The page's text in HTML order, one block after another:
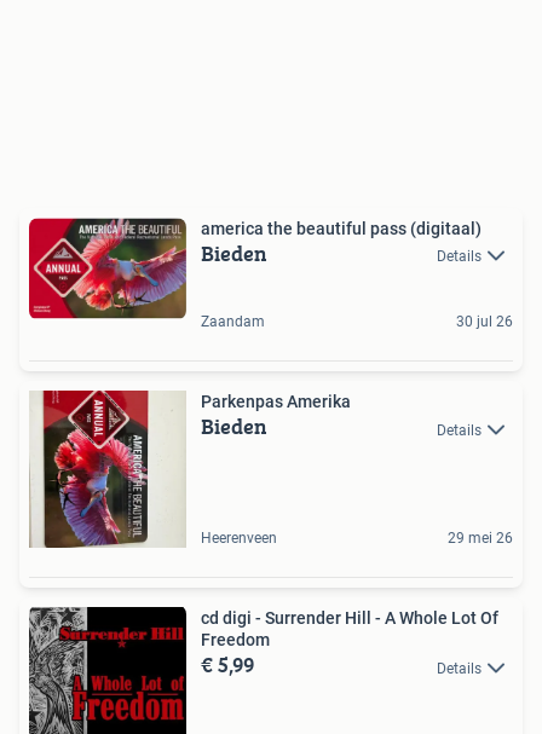
america the beautiful pass (digitaal)
Bieden Details
Zaandam 30 jul 26
Parkenpas Amerika
Bieden Details
Heerenveen 29 mei 26
cd digi - Surrender Hill - A Whole Lot Of
Freedom
€ 5,99 Details